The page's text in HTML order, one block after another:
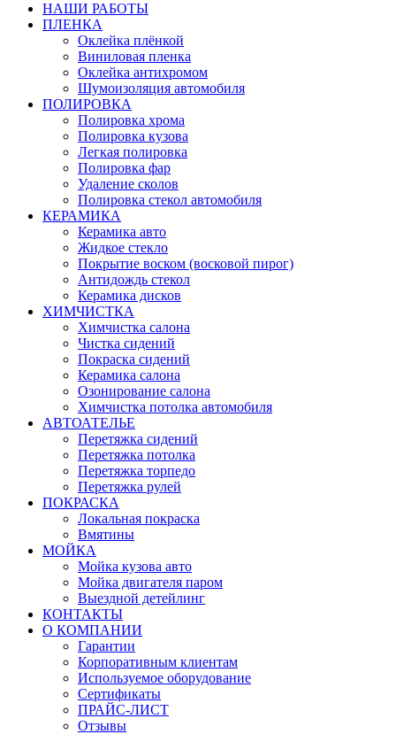
НАШИ РАБОТЫ
ПЛЕНКА
Оклейка плёнкой
Виниловая пленка
Оклейка антихромом
Шумоизоляция автомобиля
ПОЛИРОВКА
Полировка хрома
Полировка кузова
Легкая полировка
Полировка фар
Удаление сколов
Полировка стекол автомобиля
КЕРАМИКА
Керамика авто
Жидкое стекло
Покрытие воском (восковой пирог)
Антидождь стекол
Керамика дисков
ХИМЧИСТКА
Химчистка салона
Чистка сидений
Покраска сидений
Керамика салона
Озонирование салона
Химчистка потолка автомобиля
АВТОАТЕЛЬЕ
Перетяжка сидений
Перетяжка потолка
Перетяжка торпедо
Перетяжка рулей
ПОКРАСКА
Локальная покраска
Вмятины
МОЙКА
Мойка кузова авто
Мойка двигателя паром
Выездной детейлинг
КОНТАКТЫ
О КОМПАНИИ
Гарантии
Корпоративным клиентам
Используемое оборудование
Сертификаты
ПРАЙС-ЛИСТ
Отзывы